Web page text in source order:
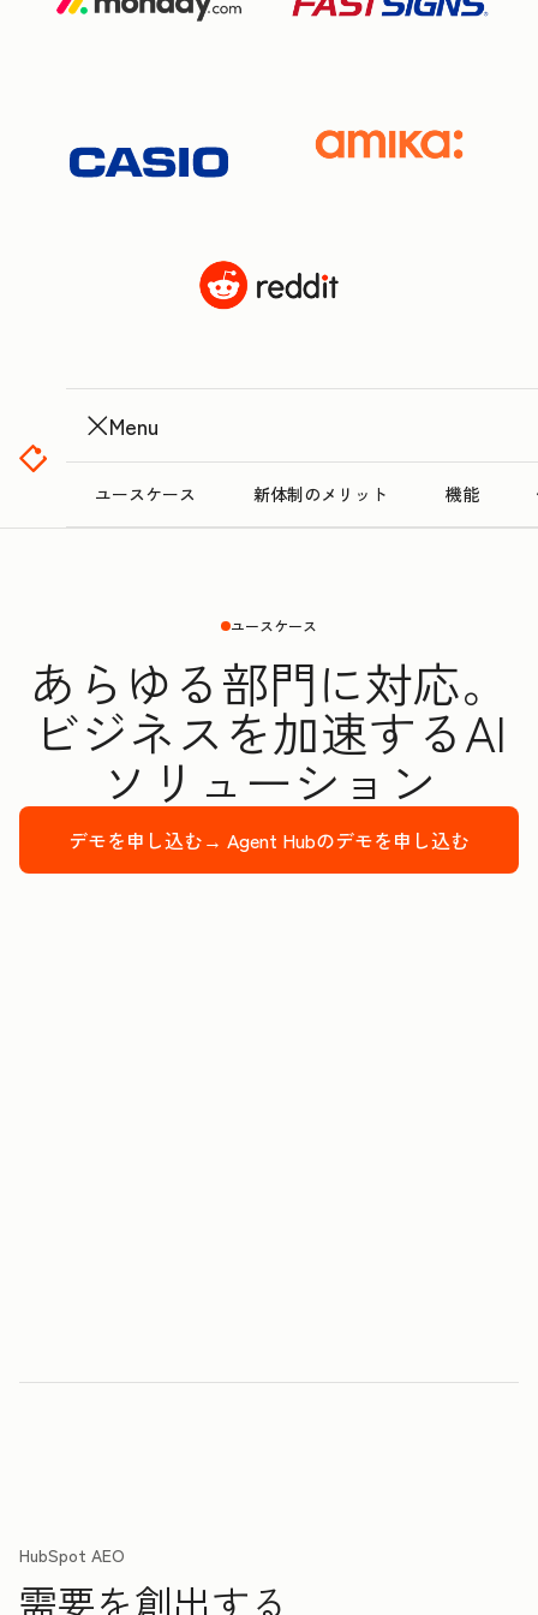
Menu
ユースケース 新体制のメリット 機能
ユースケース
あらゆる部門に対応。
ビジネスを加速するAI
ソリューション
デモを申し込む→ Agent Hubのデモを申し込む
HubSpot AEO
需要を創出する